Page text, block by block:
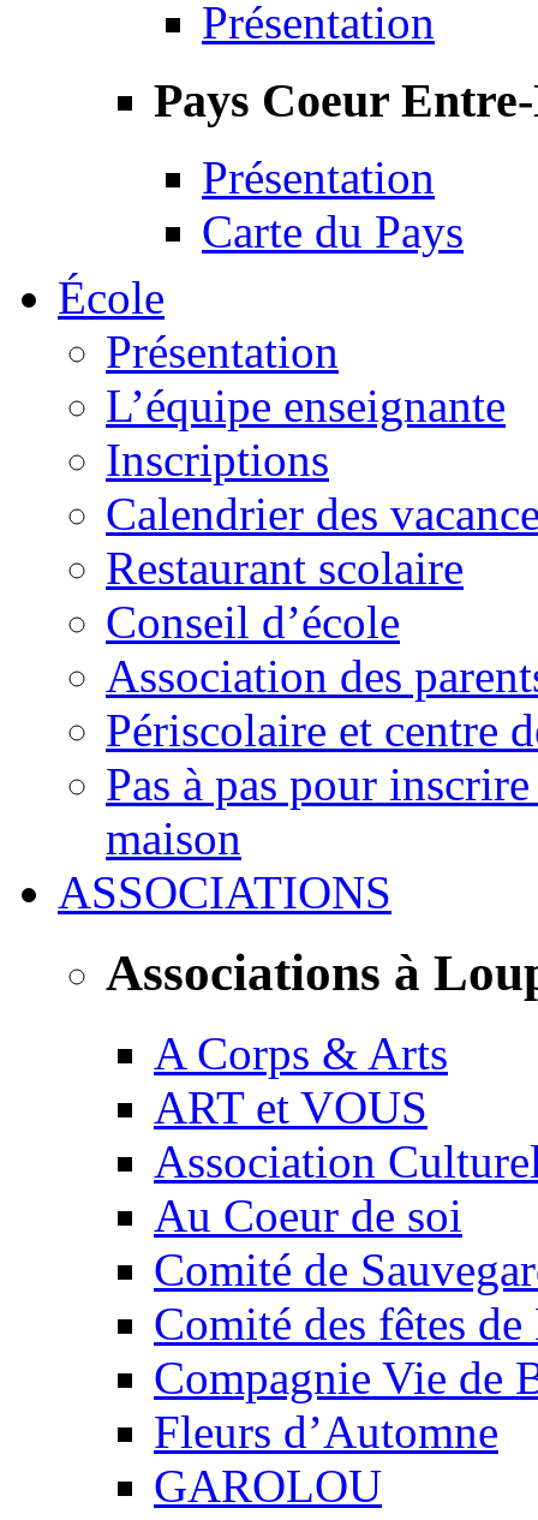
Présentation
Pays Coeur
Présentation
Carte du Pays
École
Présentation
L’équipe enseignante
Inscriptions
Calendrier des
Restaurant scolaire
Conseil d’école
Association des
Périscolaire et centre
Pas à pas pour
maison
ASSOCIATIONS
Associations à
A Corps & Arts
ART et VOUS
Association
Au Coeur de soi
Comité de
Comité des fêtes
Compagnie Vie de
Fleurs d’Automne
GAROLOU